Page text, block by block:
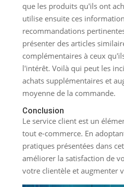
que les produits qu'ils ont
utilise ensuite ces
recommandations
présenter des articles
complémentaires à ceux
l'intérêt. Voilà qui peut les
achats supplémentaires et
moyenne de la commande.
Conclusion
Le service client est un
tout e-commerce. En
pratiques présentées dans
améliorer la satisfaction de
votre clientèle et augmenter